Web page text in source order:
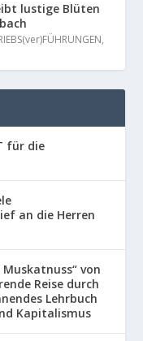
lustige Blüten
,
für die
an die Herren
Muskatnuss“ von
Reise durch
Lehrbuch
Kapitalismus